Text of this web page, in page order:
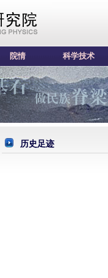
院情 科学技术
历史足迹